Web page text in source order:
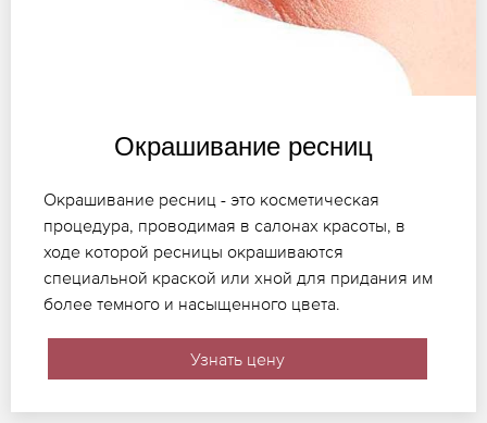
Окрашивание ресниц
Окрашивание ресниц - это косметическая
процедура, проводимая в салонах красоты, в
ходе которой ресницы окрашиваются
специальной краской или хной для придания им
более темного и насыщенного цвета.
Узнать цену